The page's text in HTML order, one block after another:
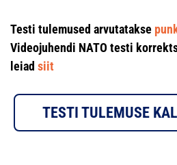
Testi tulemused arvutatakse
Videojuhendi NATO testi
leiad siit
TESTI TULEMUSE